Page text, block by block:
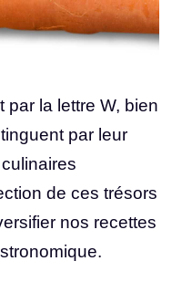
la lettre W, bien
par leur
de ces trésors
nos recettes